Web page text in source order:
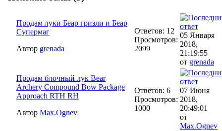
Продам луки Беар гризли и Беар
Супермаг
Автор grenada
Ответов: 12
Просмотров:
2099
05 Января
2018,
21:19:55
от grenada
Продам блочный лук Bear
Archery Compound Bow Package
Approach RTH RH
Автор Max.Ognev
Ответов: 6
Просмотров:
1000
07 Июня
2018,
20:49:01
от
Max.Ognev